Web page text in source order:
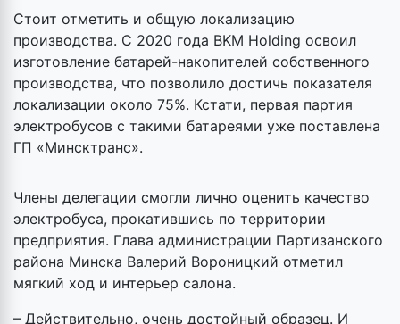
Стоит отметить и общую локализацию
производства. С 2020 года BKM Holding освоил
изготовление батарей-накопителей собственного
производства, что позволило достичь показателя
локализации около 75%. Кстати, первая партия
электробусов с такими батареями уже поставлена
ГП «Минсктранс».
Члены делегации смогли лично оценить качество
электробуса, прокатившись по территории
предприятия. Глава администрации Партизанского
района Минска Валерий Вороницкий отметил
мягкий ход и интерьер салона.
– Действительно, очень достойный образец. И